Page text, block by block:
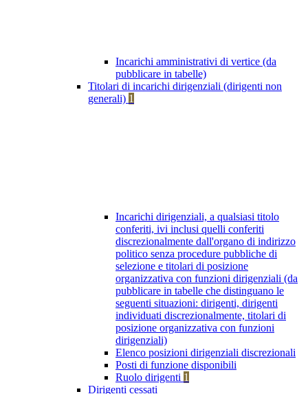
Incarichi amministrativi di vertice (da
pubblicare in tabelle)
Titolari di incarichi dirigenziali (dirigenti non
generali) 1
Incarichi dirigenziali, a qualsiasi titolo
conferiti, ivi inclusi quelli conferiti
discrezionalmente dall'organo di indirizzo
politico senza procedure pubbliche di
selezione e titolari di posizione
organizzativa con funzioni dirigenziali (da
pubblicare in tabelle che distinguano le
seguenti situazioni: dirigenti, dirigenti
individuati discrezionalmente, titolari di
posizione organizzativa con funzioni
dirigenziali)
Elenco posizioni dirigenziali discrezionali
Posti di funzione disponibili
Ruolo dirigenti 1
Dirigenti cessati